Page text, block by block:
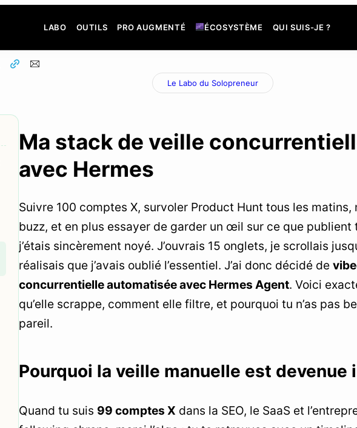
LABO OUTILS PRO AUGMENTÉ ÉCOSYSTÈME QUI SUIS-JE ?
Le Labo du Solopreneur
Ma stack de veille
avec Hermes
Suivre 100 comptes X, survoler Product Hunt tous les
buzz, et en plus essayer de garder un œil sur ce que
j’étais sincèrement noyé. J’ouvrais 15 onglets, je scrollais
réalisais que j’avais oublié l’essentiel. J’ai donc décidé de
concurrentielle automatisée avec Hermes Agent. Voici
qu’elle scrappe, comment elle filtre, et pourquoi tu n’as pas
pareil.
Pourquoi la veille manuelle est devenue
Quand tu suis 99 comptes X dans la SEO, le SaaS et